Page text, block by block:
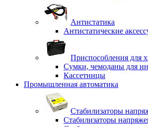
Антистатика
Антистатические
Приспособления для
Сумки, чемоданы для
Кассетницы
Промышленная автоматика
Стабилизаторы
Стабилизаторы